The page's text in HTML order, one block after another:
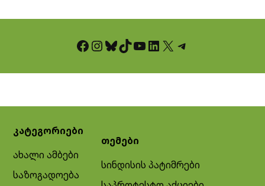
Facebook InstagramBluesky TikTok YouTube LinkedIn X Telegram
კატეგორიები
ახალი ამბები
საზოგადოება
თემები
სინდისის პატიმრები